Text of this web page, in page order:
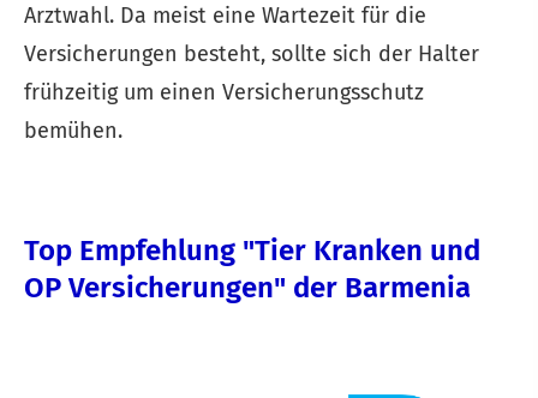
Arztwahl. Da meist eine Wartezeit für die
Versicherungen besteht, sollte sich der Halter
frühzeitig um einen Versicherungsschutz
bemühen.
Top Empfehlung "Tier Kranken und
OP Versicherungen" der Barmenia